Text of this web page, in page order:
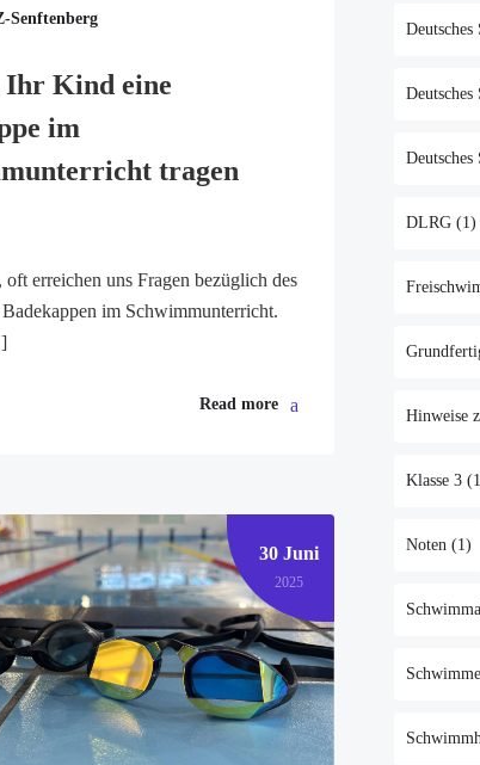
Senftenberg
Kind eine
im
tragen
erreichen uns Fragen bezüglich des
im Schwimmunterricht.
Read more
30 Juni
2025
DLRG (1)
Hinweise
Klasse 3
Noten (1)